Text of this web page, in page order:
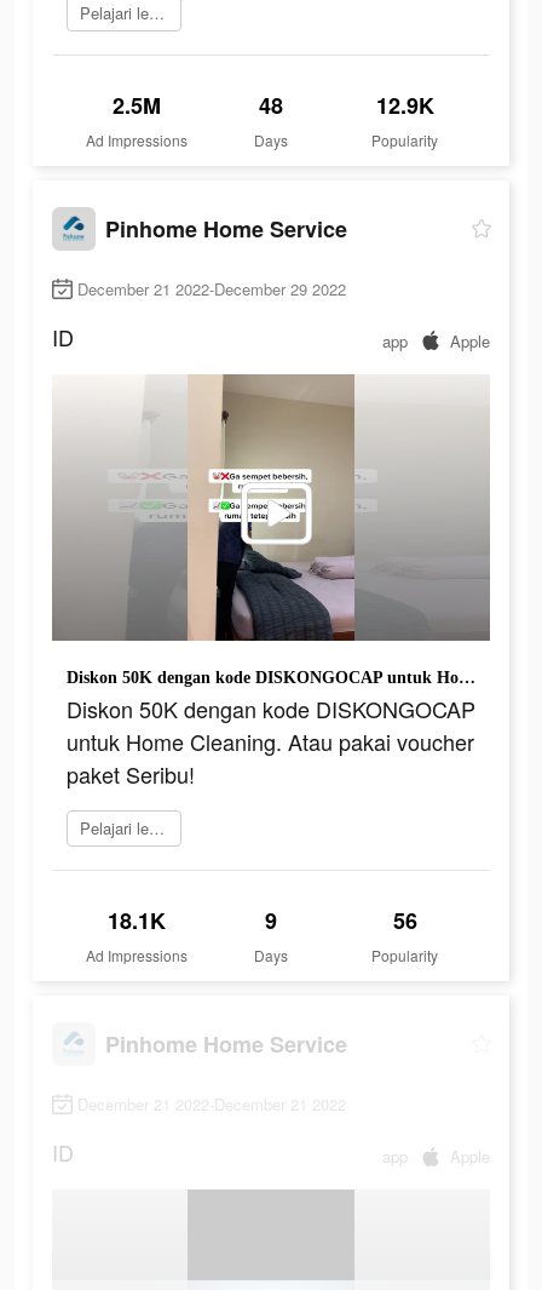
Pelajari lebih lanjut
2.5M
Ad Impressions
48
Days
12.9K
Popularity
Pinhome Home Service
December 21 2022-December 29 2022
ID app Apple
Diskon 50K dengan kode DISKONGOCAP untuk Home Cleaning. Atau pakai voucher paket Seribu!
Diskon 50K dengan kode DISKONGOCAP
untuk Home Cleaning. Atau pakai voucher
paket Seribu!
Pelajari lebih lanjut
18.1K
Ad Impressions
9
Days
56
Popularity
Pinhome Home Service
December 21 2022-December 21 2022
ID app Apple